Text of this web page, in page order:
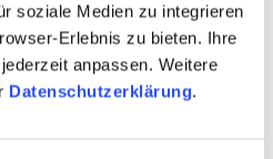
soziale Medien zu integrieren
Erlebnis zu bieten. Ihre
anpassen. Weitere
Datenschutzerklärung.
u. Matthias Wendel